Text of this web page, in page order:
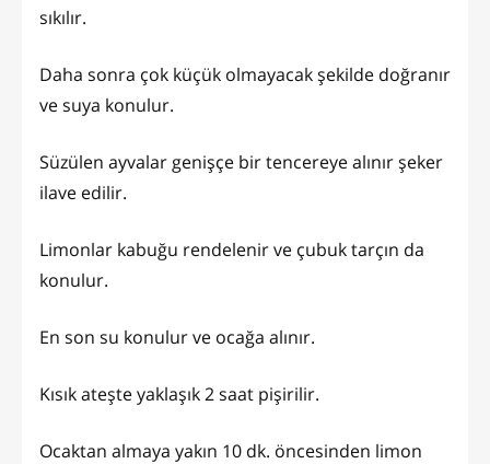
sıkılır.
Daha sonra çok küçük olmayacak şekilde doğranır
ve suya konulur.
Süzülen ayvalar genişçe bir tencereye alınır şeker
ilave edilir.
Limonlar kabuğu rendelenir ve çubuk tarçın da
konulur.
En son su konulur ve ocağa alınır.
Kısık ateşte yaklaşık 2 saat pişirilir.
Ocaktan almaya yakın 10 dk. öncesinden limon